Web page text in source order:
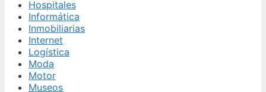
Hospitales
Informática
Inmobiliarias
Internet
Logística
Moda
Motor
Museos